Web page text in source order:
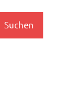
Suchen